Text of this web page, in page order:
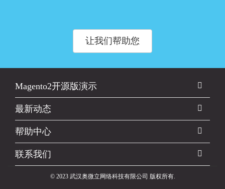
让我们帮助您
Magento2开源版演示
最新动态
帮助中心
联系我们
© 2023 武汉奥微立网络科技有限公司 版权所有.